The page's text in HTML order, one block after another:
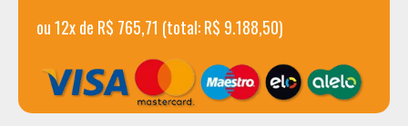
ou 12x de R$ 765,71 (total: R$ 9.188,50)